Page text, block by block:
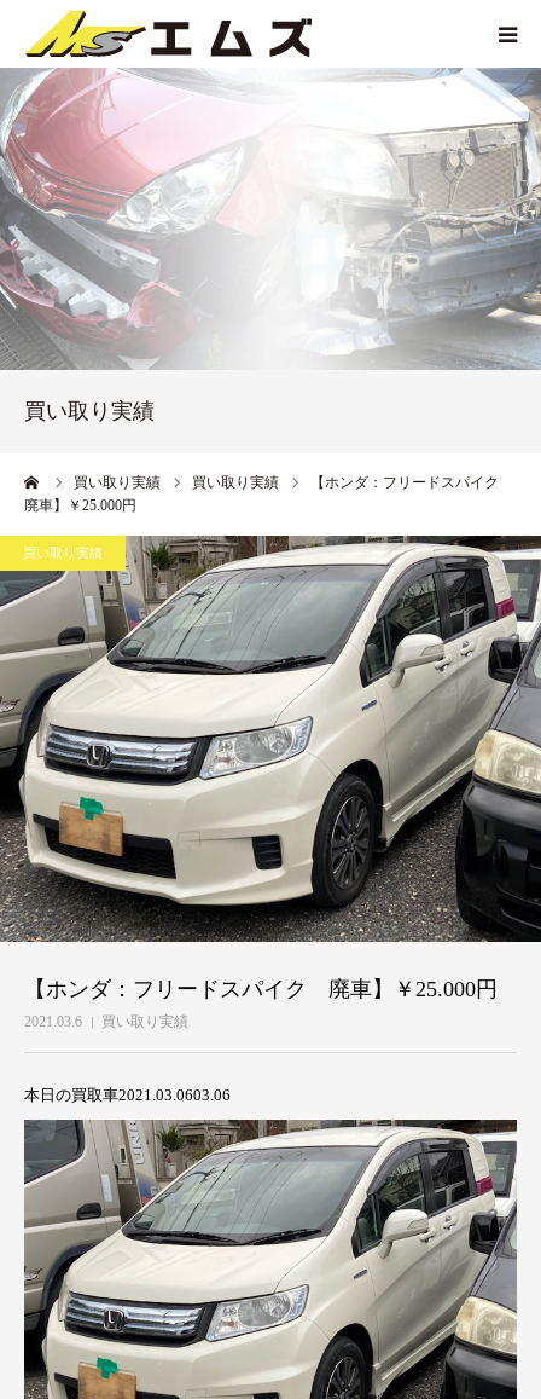
買い取り実績
買い取り実績 買い取り実績
【ホンダ：フリードスパイク
廃車】￥25.000円
買い取り実績
【ホンダ：フリードスパイク 廃車】￥25.000円
2021.03.6 買い取り実績
本日の買取車2021.03.0603.06
HOME
企業紹介
サービス紹介
お問い合わせ